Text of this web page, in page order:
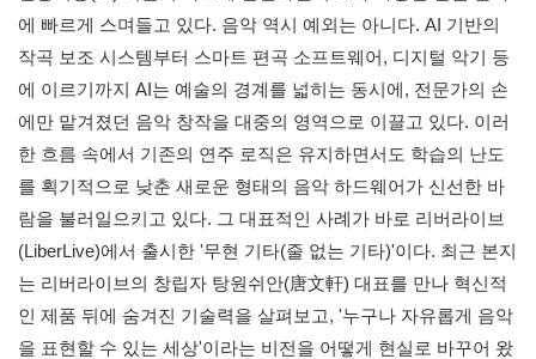
에 빠르게 스며들고 있다. 음악 역시 예외는 아니다. AI 기반의
작곡 보조 시스템부터 스마트 편곡 소프트웨어, 디지털 악기 등
에 이르기까지 AI는 예술의 경계를 넓히는 동시에, 전문가의 손
에만 맡겨졌던 음악 창작을 대중의 영역으로 이끌고 있다. 이러
한 흐름 속에서 기존의 연주 로직은 유지하면서도 학습의 난도
를 획기적으로 낮춘 새로운 형태의 음악 하드웨어가 신선한 바
람을 불러일으키고 있다. 그 대표적인 사례가 바로 리버라이브
(LiberLive)에서 출시한 '무현 기타(줄 없는 기타)'이다. 최근 본지
는 리버라이브의 창립자 탕원쉬안(唐文軒) 대표를 만나 혁신적
인 제품 뒤에 숨겨진 기술력을 살펴보고, '누구나 자유롭게 음악
을 표현할 수 있는 세상'이라는 비전을 어떻게 현실로 바꾸어 왔